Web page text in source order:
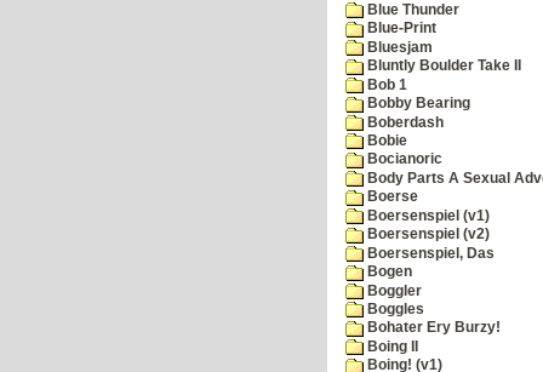
Blue Thunder
Blue-Print
Bluesjam
Bluntly Boulder Take II
Bob 1
Bobby Bearing
Boberdash
Bobie
Bocianoric
Body Parts A Sexual
Boerse
Boersenspiel (v1)
Boersenspiel (v2)
Boersenspiel, Das
Bogen
Boggler
Boggles
Bohater Ery Burzy!
Boing II
Boing! (v1)